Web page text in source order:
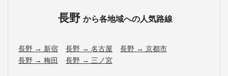
長野 から各地域への人気路線
長野 → 新宿 長野 → 名古屋
長野 → 京都市
長野 → 梅田
長野 → 三ノ宮